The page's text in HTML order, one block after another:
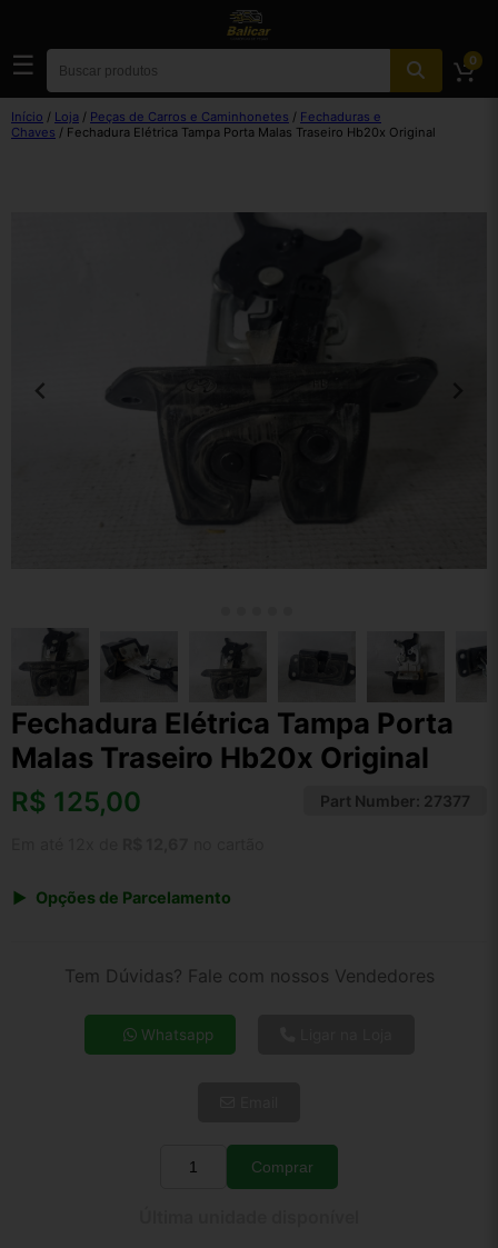
☰ 0
Início / Loja / Peças de Carros e Caminhonetes / Fechaduras e
Chaves / Fechadura Elétrica Tampa Porta Malas Traseiro Hb20x Original
Fechadura Elétrica Tampa Porta
Malas Traseiro Hb20x Original
R$ 125,00 Part Number: 27377
Opções de Parcelamento
4x de R$ 34,64
5x de R$ 28,08
Tem Dúvidas? Fale com nossos Vendedores
Whatsapp
Quantidade
Comprar